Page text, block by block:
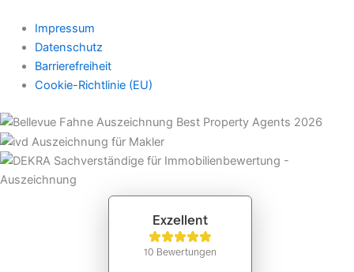
Impressum
Datenschutz
Barrierefreiheit
Cookie-Richtlinie (EU)